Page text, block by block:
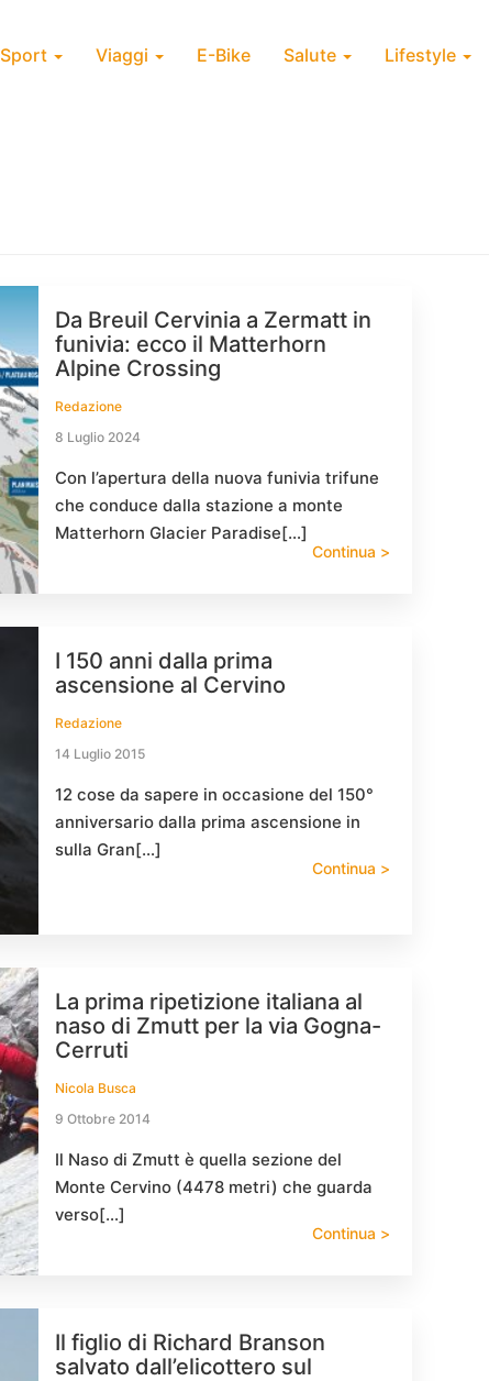
Sport Viaggi E-Bike Salute Lifestyle
Da Breuil Cervinia a Zermatt in
funivia: ecco il Matterhorn
Alpine Crossing
Redazione
8 Luglio 2024
Con l’apertura della nuova funivia trifune
che conduce dalla stazione a monte
Matterhorn Glacier Paradise[…]
Continua >
I 150 anni dalla prima
ascensione al Cervino
Redazione
14 Luglio 2015
12 cose da sapere in occasione del 150°
anniversario dalla prima ascensione in
sulla Gran[…]
Continua >
La prima ripetizione italiana al
naso di Zmutt per la via Gogna-
Cerruti
Nicola Busca
9 Ottobre 2014
Il Naso di Zmutt è quella sezione del
Monte Cervino (4478 metri) che guarda
verso[…]
Continua >
Il figlio di Richard Branson
salvato dall’elicottero sul